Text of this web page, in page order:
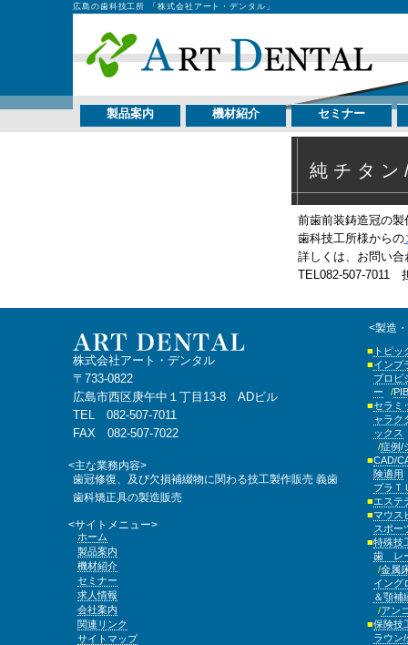
広島の歯科技工所 「株式会社アート・デンタル」
製品案内 機材紹介 セミナー
純チタ
前歯前装鋳造冠の
歯科技工所様からの
詳しくは、お問い合
TEL082-507-7011
株式会社アート・デンタル
〒733-0822
広島市西区庚午中１丁目13-8 ADビル
TEL 082-507-7011
FAX 082-507-7022
<主な業務内容>
歯冠修復、及び欠損補綴物に関わる技工製作販売 義歯
歯科矯正具の製造販売
<サイトメニュー>
ホーム
製品案内
機材紹介
セミナー
求人情報
会社案内
関連リンク
サイトマップ
<製造
トピ
インプ
プロビ
ー
セラミ
ャラク
ックス
症例/
CAD/
険適用
プラ
エステ
マウス
スポー
特殊技
歯 レ
金属
イング
＆顎補
アン
保険技
ラウン